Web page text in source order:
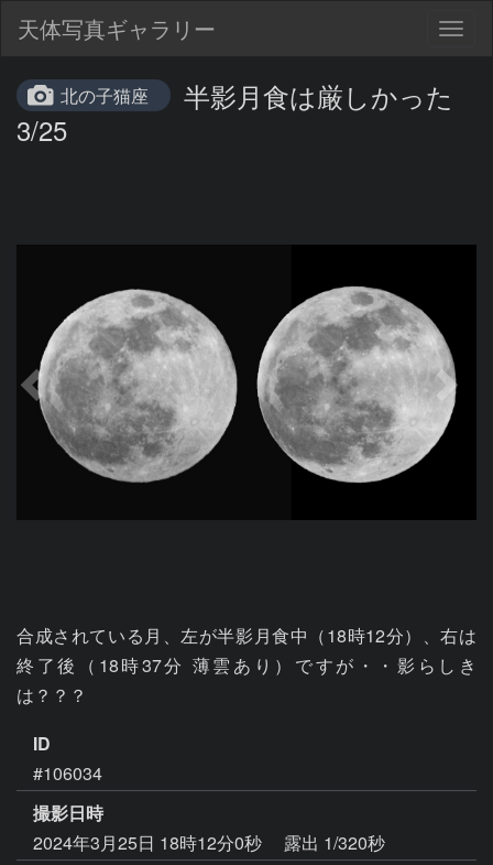
天体写真ギャラリー
北の子猫座
半影月食は厳しかった
3/25
合成されている月、左が半影月食中（18時12分）、右は
終了後（18時37分 薄雲あり）ですが・・影らしき
は？？？
ID
#106034
撮影日時
2024年3月25日 18時12分0秒
露出 1/320秒